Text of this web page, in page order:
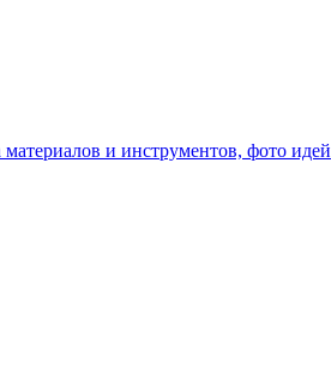
и инструментов, фото идей